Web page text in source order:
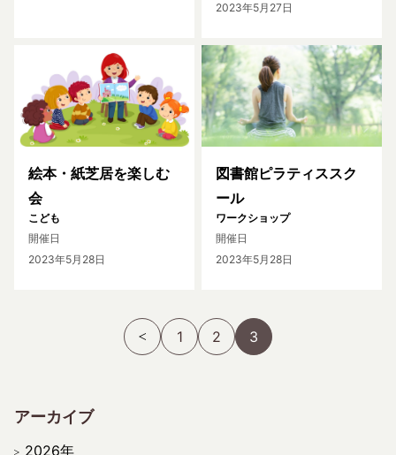
2023年5月27日
絵本・紙芝居を楽しむ
会
こども
開催日
2023年5月28日
図書館ピラティススク
ール
ワークショップ
開催日
2023年5月28日
1 2 3
アーカイブ
2026年